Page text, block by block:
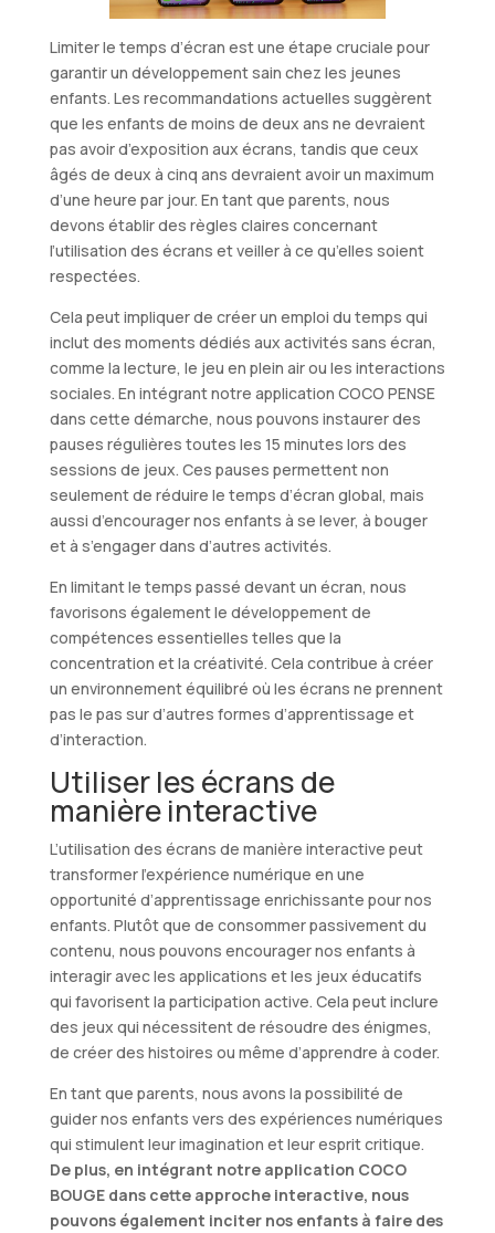
Limiter le temps d’écran est une étape cruciale pour
garantir un développement sain chez les jeunes
enfants. Les recommandations actuelles suggèrent
que les enfants de moins de deux ans ne devraient
pas avoir d’exposition aux écrans, tandis que ceux
âgés de deux à cinq ans devraient avoir un maximum
d’une heure par jour. En tant que parents, nous
devons établir des règles claires concernant
l’utilisation des écrans et veiller à ce qu’elles soient
respectées.
Cela peut impliquer de créer un emploi du temps qui
inclut des moments dédiés aux activités sans écran,
comme la lecture, le jeu en plein air ou les interactions
sociales. En intégrant notre application COCO PENSE
dans cette démarche, nous pouvons instaurer des
pauses régulières toutes les 15 minutes lors des
sessions de jeux. Ces pauses permettent non
seulement de réduire le temps d’écran global, mais
aussi d’encourager nos enfants à se lever, à bouger
et à s’engager dans d’autres activités.
En limitant le temps passé devant un écran, nous
favorisons également le développement de
compétences essentielles telles que la
concentration et la créativité. Cela contribue à créer
un environnement équilibré où les écrans ne prennent
pas le pas sur d’autres formes d’apprentissage et
d’interaction.
Utiliser les écrans de
manière interactive
L’utilisation des écrans de manière interactive peut
transformer l’expérience numérique en une
opportunité d’apprentissage enrichissante pour nos
enfants. Plutôt que de consommer passivement du
contenu, nous pouvons encourager nos enfants à
interagir avec les applications et les jeux éducatifs
qui favorisent la participation active. Cela peut inclure
des jeux qui nécessitent de résoudre des énigmes,
de créer des histoires ou même d’apprendre à coder.
En tant que parents, nous avons la possibilité de
guider nos enfants vers des expériences numériques
qui stimulent leur imagination et leur esprit critique.
De plus, en intégrant notre application COCO
BOUGE dans cette approche interactive, nous
pouvons également inciter nos enfants à faire des